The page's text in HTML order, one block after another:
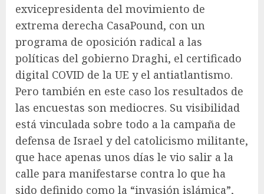
exvicepresidenta del movimiento de
extrema derecha CasaPound, con un
programa de oposición radical a las
políticas del gobierno Draghi, el certificado
digital COVID de la UE y el antiatlantismo.
Pero también en este caso los resultados de
las encuestas son mediocres. Su visibilidad
está vinculada sobre todo a la campaña de
defensa de Israel y del catolicismo militante,
que hace apenas unos días le vio salir a la
calle para manifestarse contra lo que ha
sido definido como la “invasión islámica”,